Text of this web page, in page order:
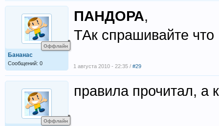
Оффлайн
Бананас
Сообщений: 0
ПАНДОРА,
ТАк спрашивайте что
1 августа 2010 - 22:35 / #29
Оффлайн
правила прочитал, а